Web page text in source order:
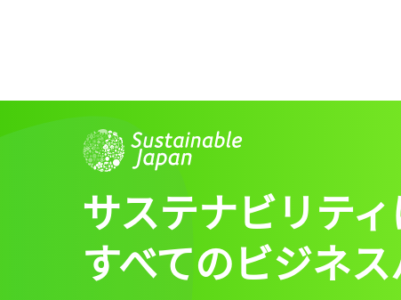
サステナビリテ
すべてのビジネス